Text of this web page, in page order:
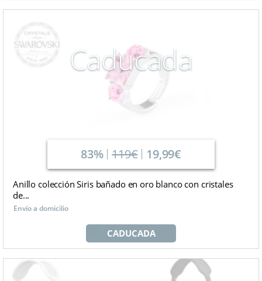
Caducada
83% 119€ 19,99€
Anillo colección Siris bañado en oro blanco con cristales
de...
Envío a domicilio
CADUCADA